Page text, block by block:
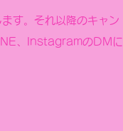
す。それ以降のキャン
、InstagramのDMに